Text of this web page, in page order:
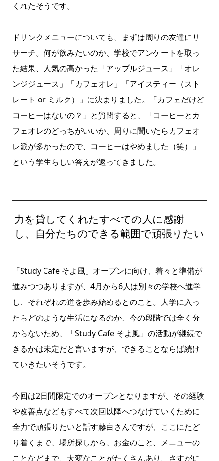
くれたそうです。
ドリンクメニューについても、まずは周りの友達にリ
サーチ。何が飲みたいのか、学校でアンケートを取っ
た結果、人気の高かった「アップルジュース」「オレ
ンジジュース」「カフェオレ」「アイスティー（スト
レート or ミルク）」に決まりました。「カフェだけど
コーヒーはないの？」と質問すると、「コーヒーとカ
フェオレのどっちがいいか、周りに聞いたらカフェオ
レ派が多かったので、コーヒーはやめました（笑）」
という学生らしい答えが返ってきました。
力を貸してくれたすべての人に感謝
し、自分たちのできる範囲で頑張りたい
「Study Cafe そよ風」オープンに向け、着々と準備が
進みつつありますが、4月から6人は別々の学校へ進学
し、それぞれの道を歩み始めるとのこと。大学に入っ
たらどのような生活になるのか、今の段階では全く分
からないため、「Study Cafe そよ風」の活動が継続で
きるかは未定だと言いますが、できることならば続け
ていきたいそうです。
今回は2日間限定でのオープンとなりますが、その経験
や改善点などもすべて次回以降へつなげていくために
全力で頑張りたいと話す藤白さんですが、ここにたど
り着くまで、場所探しから、お金のこと、メニューの
ことなどまで、大変なことがたくさんあり、さすがに